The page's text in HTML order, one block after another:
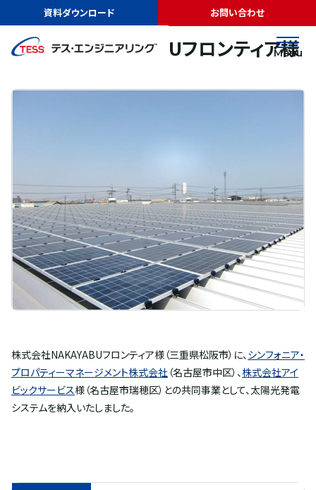
資料ダウンロード お問い合わせ
Menu
実績紹介 株式会社NAKAYABUフロンティア様
太陽光発電 屋根
株式会社NAKAYABUフロンティア様
株式会社NAKAYABUフロンティア様（三重県松阪市）に、 シンフォニア・
プロパティーマネージメント株式会社 （名古屋市中区）、株式会社アイ
ビックサービス様（名古屋市瑞穂区）との共同事業として、太陽光発電
システムを納入いたしました。